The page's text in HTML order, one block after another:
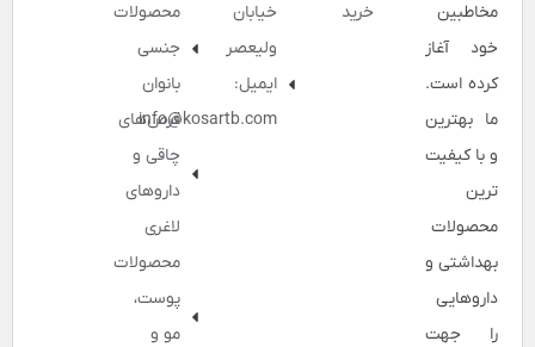
مخاطبین
خود آغاز
کرده است.
ما بهترین
و با کیفیت
ترین
محصولات
بهداشتی و
داروهایی
را جهت
خرید
خیابان
ولیعصر
ایمیل:
info@kosartb.com
محصولات
جنسی
بانوان
قرص‌های
چاقی و
داروهای
لاغری
محصولات
پوست،
مو و